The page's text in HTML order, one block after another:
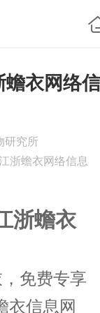
蟾衣网络信
研究所
浙蟾衣网络信息
浙蟾衣
免费专享
衣信息网